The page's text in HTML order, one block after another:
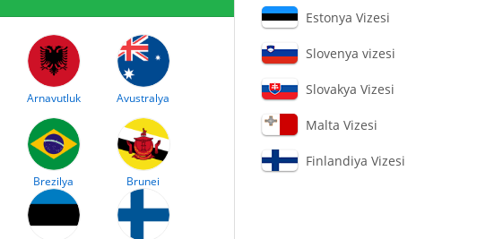
Arnavutluk Avustralya
Brezilya Brunei
Estonya Vizesi
Slovenya vizesi
Slovakya Vizesi
Malta Vizesi
Finlandiya Vizesi